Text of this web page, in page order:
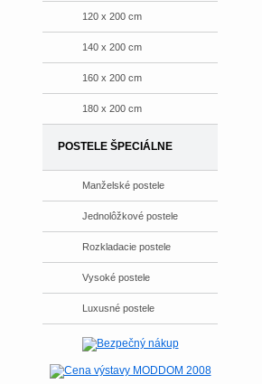
120 x 200 cm
140 x 200 cm
160 x 200 cm
180 x 200 cm
POSTELE ŠPECIÁLNE
Manželské postele
Jednolôžkové postele
Rozkladacie postele
Vysoké postele
Luxusné postele